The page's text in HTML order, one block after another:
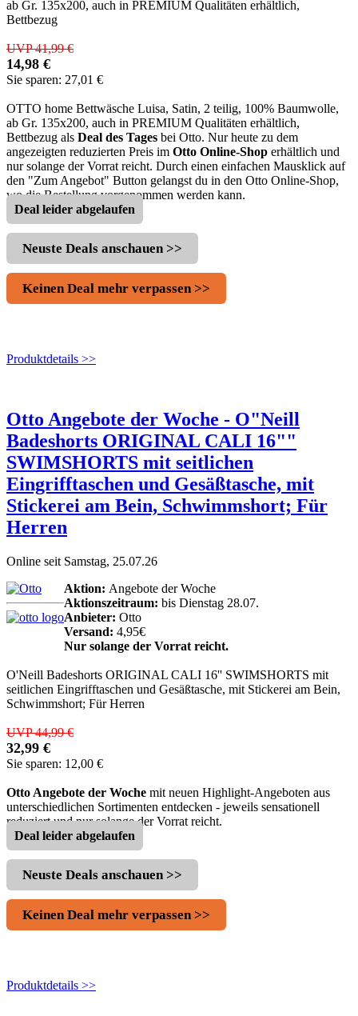
ab Gr. 135x200, auch in PREMIUM Qualitäten erhältlich,
Bettbezug
UVP 41,99 €
14,98 €
Sie sparen: 27,01 €
OTTO home Bettwäsche Luisa, Satin, 2 teilig, 100% Baumwolle,
ab Gr. 135x200, auch in PREMIUM Qualitäten erhältlich,
Bettbezug als Deal des Tages bei Otto. Nur heute zu dem
angezeigten reduzierten Preis im Otto Online-Shop erhältlich und
nur solange der Vorrat reicht. Durch einen einfachen Mausklick auf
den "Zum Angebot" Button gelangst du in den Otto Online-Shop,
wo die Bestellung vorgenommen werden kann.
Deal leider abgelaufen
Neuste Deals anschauen >>
Keinen Deal mehr verpassen >>
Produktdetails >>
Otto Angebote der Woche - O"Neill
Badeshorts ORIGINAL CALI 16""
SWIMSHORTS mit seitlichen
Eingrifftaschen und Gesäßtasche, mit
Stickerei am Bein, Schwimmshort; Für
Herren
Online seit Samstag, 25.07.26
Aktion: Angebote der Woche
Aktionszeitraum: bis Dienstag 28.07.
Anbieter: Otto
Versand: 4,95€
Nur solange der Vorrat reicht.
O'Neill Badeshorts ORIGINAL CALI 16'' SWIMSHORTS mit
seitlichen Eingrifftaschen und Gesäßtasche, mit Stickerei am Bein,
Schwimmshort; Für Herren
UVP 44,99 €
32,99 €
Sie sparen: 12,00 €
Otto Angebote der Woche mit neuen Highlight-Angeboten aus
unterschiedlichen Sortimenten entdecken ‐ jeweils sensationell
reduziert und nur solange der Vorrat reicht.
Deal leider abgelaufen
Neuste Deals anschauen >>
Keinen Deal mehr verpassen >>
Produktdetails >>